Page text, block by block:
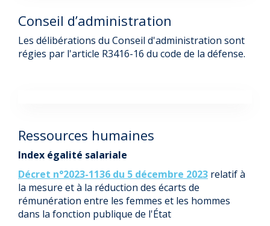
Conseil d’administration
Les délibérations du Conseil d'administration sont
régies par l'article R3416-16 du code de la défense.
Ressources humaines
Index égalité salariale
Décret n°2023-1136 du 5 décembre 2023 relatif à
la mesure et à la réduction des écarts de
rémunération entre les femmes et les hommes
dans la fonction publique de l'État